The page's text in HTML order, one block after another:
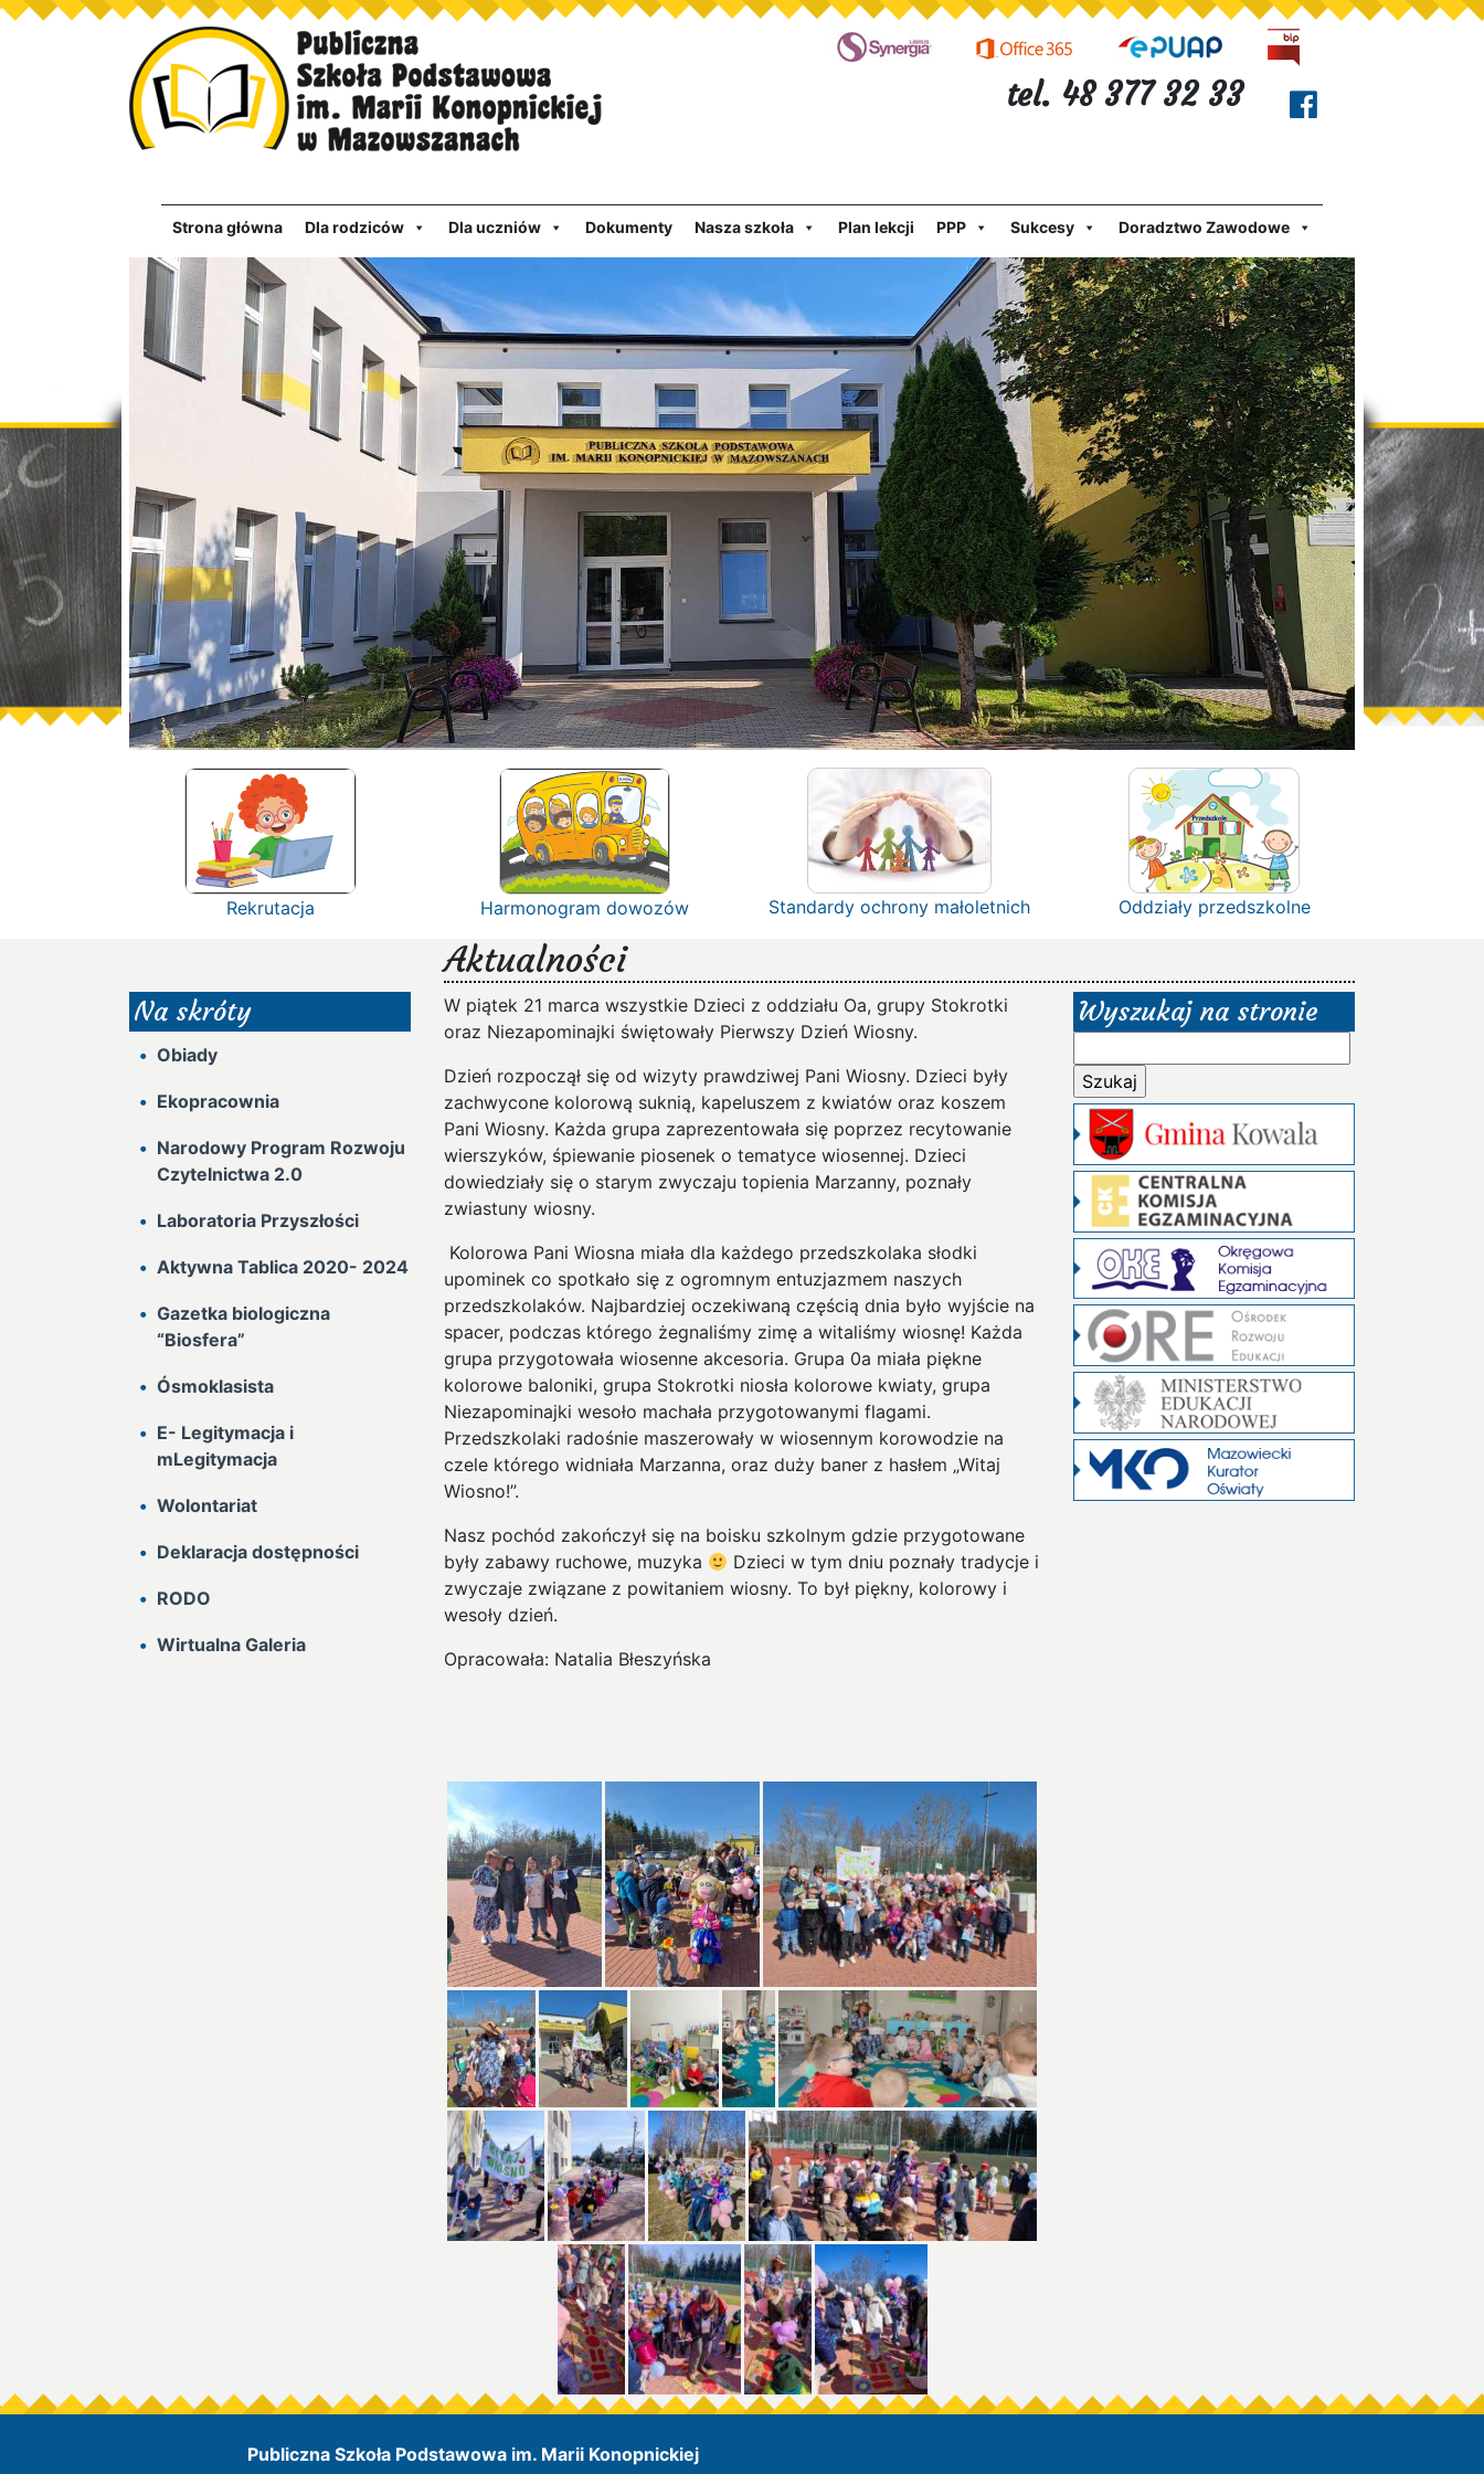
tel. 48 377 32 33
Strona główna Dla rodziców Dla uczniów Dokumenty Nasza szkoła Plan lekcji PPP Sukcesy Doradztwo Zawodowe
Rekrutacja Harmonogram dowozów Standardy ochrony małoletnich Oddziały przedszkolne
Aktualności
Na skróty
Obiady
Ekopracownia
Narodowy Program Rozwoju
Czytelnictwa 2.0
Laboratoria Przyszłości
Aktywna Tablica 2020- 2024
Gazetka biologiczna
“Biosfera”
Ósmoklasista
E- Legitymacja i
mLegitymacja
Wolontariat
Deklaracja dostępności
RODO
Wirtualna Galeria
W piątek 21 marca wszystkie Dzieci z oddziału Oa, grupy Stokrotki
oraz Niezapominajki świętowały Pierwszy Dzień Wiosny.
Dzień rozpoczął się od wizyty prawdziwej Pani Wiosny. Dzieci były
zachwycone kolorową suknią, kapeluszem z kwiatów oraz koszem
Pani Wiosny. Każda grupa zaprezentowała się poprzez recytowanie
wierszyków, śpiewanie piosenek o tematyce wiosennej. Dzieci
dowiedziały się o starym zwyczaju topienia Marzanny, poznały
zwiastuny wiosny.
Kolorowa Pani Wiosna miała dla każdego przedszkolaka słodki
upominek co spotkało się z ogromnym entuzjazmem naszych
przedszkolaków. Najbardziej oczekiwaną częścią dnia było wyjście na
spacer, podczas którego żegnaliśmy zimę a witaliśmy wiosnę! Każda
grupa przygotowała wiosenne akcesoria. Grupa 0a miała piękne
kolorowe baloniki, grupa Stokrotki niosła kolorowe kwiaty, grupa
Niezapominajki wesoło machała przygotowanymi flagami.
Przedszkolaki radośnie maszerowały w wiosennym korowodzie na
czele którego widniała Marzanna, oraz duży baner z hasłem „Witaj
Wiosno!”.
Nasz pochód zakończył się na boisku szkolnym gdzie przygotowane
były zabawy ruchowe, muzyka
Dzieci w tym dniu poznały tradycje i
zwyczaje związane z powitaniem wiosny. To był piękny, kolorowy i
wesoły dzień.
Opracowała: Natalia Błeszyńska
Wyszukaj na stronie
Publiczna Szkoła Podstawowa im. Marii Konopnickiej